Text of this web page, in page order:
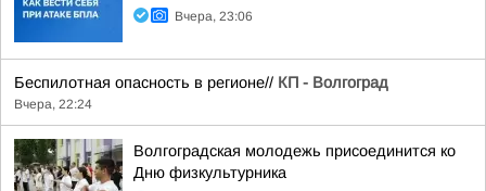
Вчера, 23:06
Беспилотная опасность в регионе// КП - Волгоград
Вчера, 22:24
Волгоградская молодежь присоединится ко
Дню физкультурника